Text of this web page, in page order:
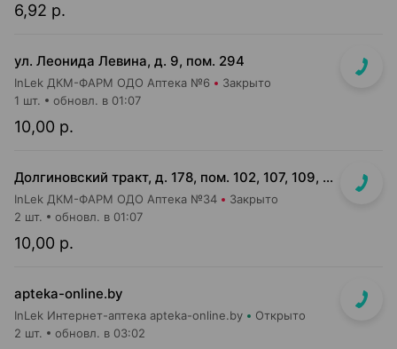
6,92 р.
ул. Леонида Левина, д. 9, пом. 294
InLek ДКМ-ФАРМ ОДО Аптека №6 Закрыто
10,00 р.
1 шт. обновл. в 01:07
Долгиновский тракт, д. 178, пом. 102, 107, 109, 112, 114 (ТЦ "ALL")
InLek ДКМ-ФАРМ ОДО Аптека №34 Закрыто
10,00 р.
2 шт. обновл. в 01:07
apteka-online.by
InLek Интернет-аптека apteka-online.by Открыто
2 шт. обновл. в 03:02